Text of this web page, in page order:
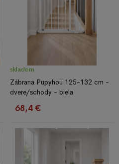
skladom
Zábrana Pupyhou 125-132 cm -
dvere/schody - biela
68,4 €